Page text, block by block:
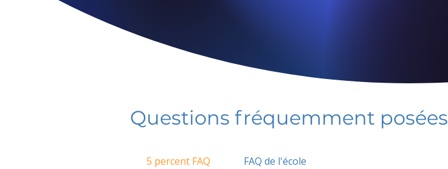
Questions fréquemment posées
5 percent FAQ FAQ de l'école